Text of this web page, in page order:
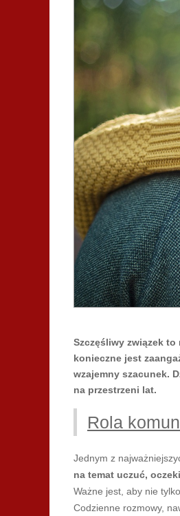
Szczęśliwy związek
konieczne jest
wzajemny szacunek.
na przestrzeni lat.
Rola
Jednym z
na temat uczuć,
Ważne jest, aby nie
Codzienne rozmowy,